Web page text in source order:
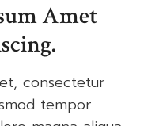
Amet
consectetur
tempor